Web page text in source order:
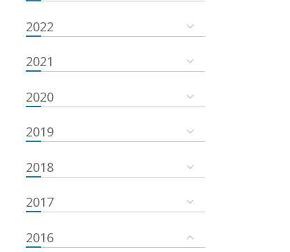
2022
2021
2020
2019
2018
2017
2016